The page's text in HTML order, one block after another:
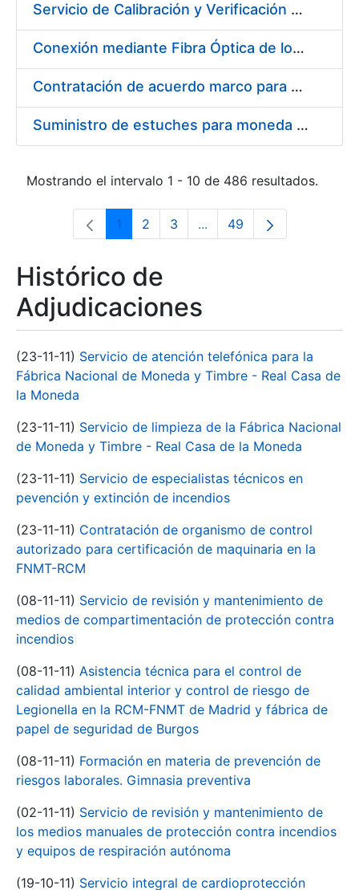
Servicio de Calibración y Verificación Externa de los Equipos de Medición del Servicio de Prevención de la FNMT-RCM
Conexión mediante Fibra Óptica de los Centros de Proceso de Datos (CPDs) de las sedes de la FNMT-RCM de Burgos y Madrid
Contratación de acuerdo marco para el Suministro de Material de Electricidad para la Fábrica Nacional de Moneda y Timbre-Real Casa de la Moneda en su centro de trabajo de Burgos
Suministro de estuches para moneda de 30 €
Mostrando el intervalo 1 - 10 de 486 resultados.
Página
1 Página
2 Página
3 ...Páginas intermedias Use
Página
49
Histórico de
Adjudicaciones
(23-11-11) Servicio de atención telefónica para la
Fábrica Nacional de Moneda y Timbre - Real Casa de
la Moneda
(23-11-11) Servicio de limpieza de la Fábrica Nacional
de Moneda y Timbre - Real Casa de la Moneda
(23-11-11) Servicio de especialistas técnicos en
pevención y extinción de incendios
(23-11-11) Contratación de organismo de control
autorizado para certificación de maquinaria en la
FNMT-RCM
(08-11-11) Servicio de revisión y mantenimiento de
medios de compartimentación de protección contra
incendios
(08-11-11) Asistencia técnica para el control de
calidad ambiental interior y control de riesgo de
Legionella en la RCM-FNMT de Madrid y fábrica de
papel de seguridad de Burgos
(08-11-11) Formación en materia de prevención de
riesgos laborales. Gimnasia preventiva
(02-11-11) Servicio de revisión y mantenimiento de
los medios manuales de protección contra incendios
y equipos de respiración autónoma
(19-10-11) Servicio integral de cardioprotección